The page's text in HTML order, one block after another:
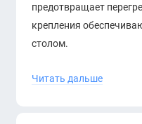
предотвращает
крепления
столом.
Читать дальше